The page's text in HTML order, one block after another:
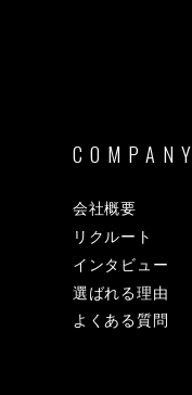
COMPANY
会社概要
リクルート
インタビュー
選ばれる理由
よくある質問